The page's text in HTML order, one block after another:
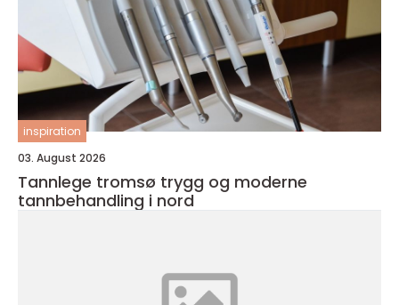
inspiration
03. August 2026
Tannlege tromsø trygg og moderne
tannbehandling i nord